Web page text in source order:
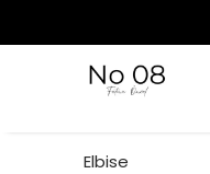
Elbise